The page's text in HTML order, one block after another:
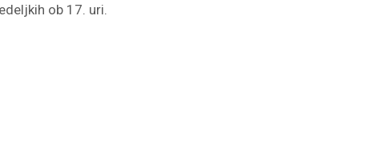
ob 17. uri.